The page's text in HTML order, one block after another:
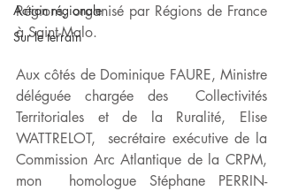
Action régionale
Sur le terrain
Régions, organisé par Régions de France
à Saint-Malo.
Aux côtés de Dominique FAURE, Ministre
déléguée chargée des  Collectivités
Territoriales et de la Ruralité, Elise
WATTRELOT,  secrétaire exécutive de la
Commission Arc Atlantique de la CRPM,
mon  homologue Stéphane PERRIN-